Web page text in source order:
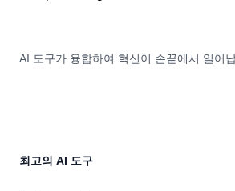
AI 도구가 융합하여 혁신이 손끝에서 일어
최고의 AI 도구